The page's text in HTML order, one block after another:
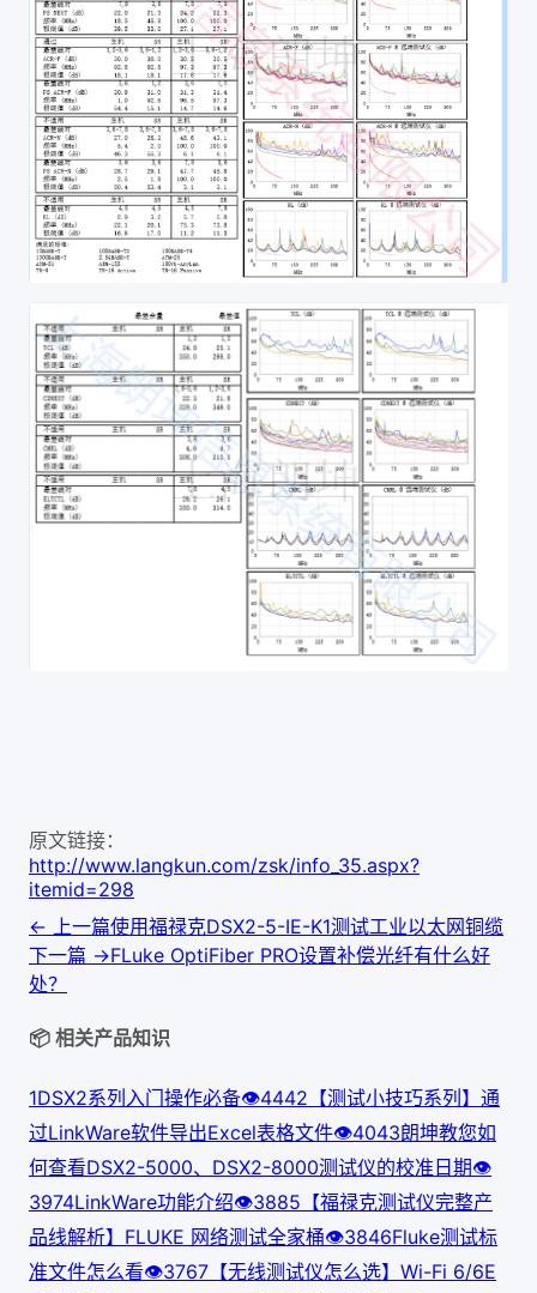
原文链接：
http://www.langkun.com/zsk/info_35.aspx?
itemid=298
← 上一篇使用福禄克DSX2-5-IE-K1测试工业以太网铜缆
下一篇 →FLuke OptiFiber PRO设置补偿光纤有什么好
处？
📦 相关产品知识
1DSX2系列入门操作必备👁4442 【测试小技巧系列】通
过LinkWare软件导出Excel表格文件👁4043朗坤教您如
何查看DSX2-5000、DSX2-8000测试仪的校准日期👁
3974LinkWare功能介绍👁3885 【福禄克测试仪完整产
品线解析】FLUKE 网络测试全家桶👁3846Fluke测试标
准文件怎么看👁3767 【无线测试仪怎么选】Wi-Fi 6/6E